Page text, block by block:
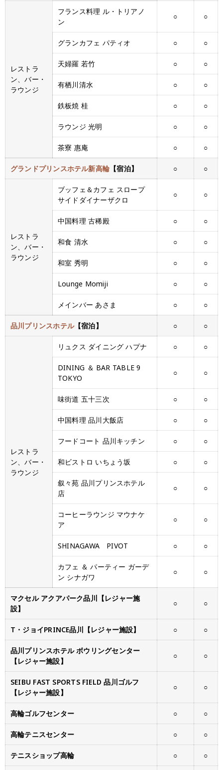
レストラ
ン、バー・
ラウンジ
フランス料理 ル・トリアノ
ン
○ ○
グランカフェ パティオ ○ ○
天婦羅 若竹 ○ ○
有栖川清水 ○ ○
鉄板焼 桂 ○ ○
ラウンジ 光明 ○ ○
茶寮 惠庵 ○ ○
グランドプリンスホテル新高輪 【宿泊】 ○ ○
レストラ
ン、バー・
ラウンジ
ブッフェ＆カフェ スロープ
サイドダイナーザクロ
○ ○
中国料理 古稀殿 ○ ○
和食 清水 ○ ○
和室 秀明 ○ ○
Lounge Momiji ○ ○
メインバー あさま ○ ○
品川プリンスホテル【宿泊】 ○ ○
レストラ
ン、バー・
ラウンジ
リュクス ダイニング ハプナ ○ ○
DINING ＆ BAR TABLE 9
TOKYO
○ ○
味街道 五十三次 ○ ○
中国料理 品川大飯店 ○ ○
フードコート 品川キッチン ○ ○
和ビストロ いちょう坂 ○ ○
叙々苑 品川プリンスホテル
店
○ ○
コーヒーラウンジ マウナケ
ア
○ ○
SHINAGAWA PIVOT ○ ○
カフェ ＆ パーティー ガーデ
ン シナガワ
○ ○
マクセル アクアパーク品川【レジャー施
設】
○ ○
T・ジョイPRINCE品川【レジャー施設】 ○ ○
品川プリンスホテル ボウリングセンター
【レジャー施設】
○ ○
SEIBU FAST SPORTS FIELD 品川ゴルフ
【レジャー施設】
○ ○
高輪ゴルフセンター ○ ○
高輪テニスセンター ○ ○
テニスショップ高輪 ○ ○